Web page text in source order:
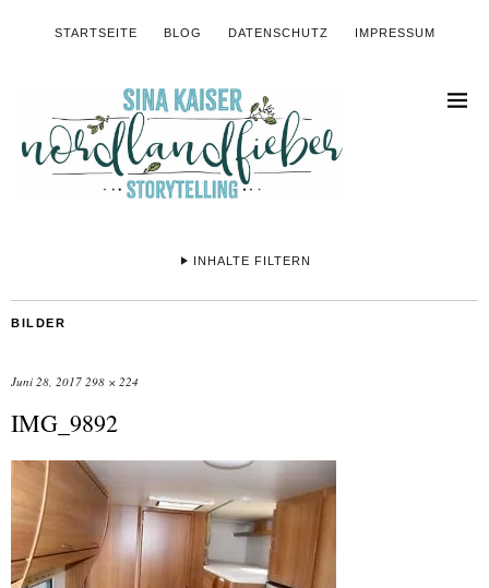
STARTSEITE BLOG DATENSCHUTZ IMPRESSUM
INHALTE FILTERN
BILDER
Juni 28, 2017 298 × 224
IMG_9892